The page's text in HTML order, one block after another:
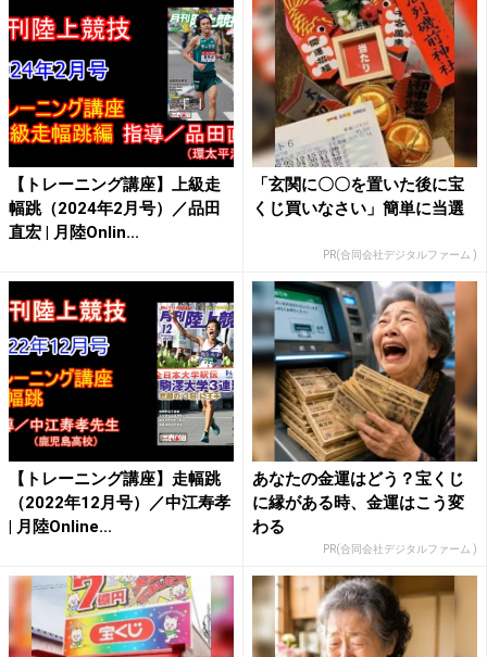
【トレーニング講座】上級走
幅跳（2024年2月号）／品田
直宏 | 月陸Onlin...
「玄関に〇〇を置いた後に宝
くじ買いなさい」簡単に当選
PR(合同会社デジタルファーム )
【トレーニング講座】走幅跳
（2022年12月号）／中江寿孝
| 月陸Online...
あなたの金運はどう？宝くじ
に縁がある時、金運はこう変
わる
PR(合同会社デジタルファーム )